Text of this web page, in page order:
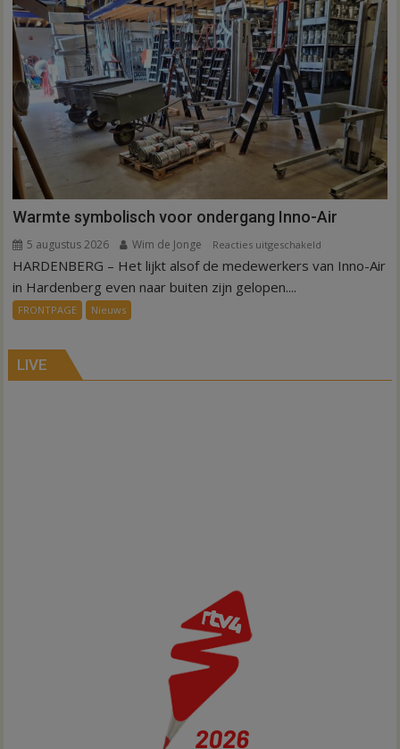
weg
in
Hardenberg
en
Sibculo
Warmte symbolisch voor ondergang Inno-Air
5 augustus 2026 Wim de Jonge Reacties uitgeschakeld
Warmte
HARDENBERG – Het lijkt alsof de medewerkers van Inno-Air
in Hardenberg even naar buiten zijn gelopen....
FRONTPAGE Nieuws
LIVE